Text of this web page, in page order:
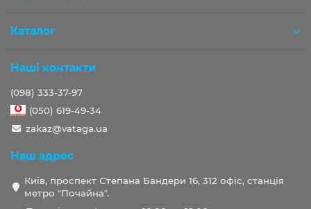
Каталог
Наші контакти
(098) 333-37-97
(050) 619-49-34
zakaz@vataga.ua
Наш адрес
Київ, проспект Степана Бандери 16, 312 офіс, станція
метро "Почайна".